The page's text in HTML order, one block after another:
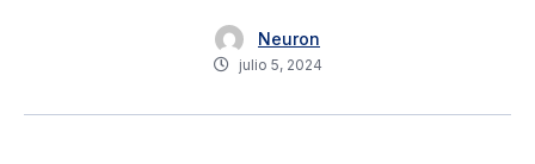
Neuron
julio 5, 2024